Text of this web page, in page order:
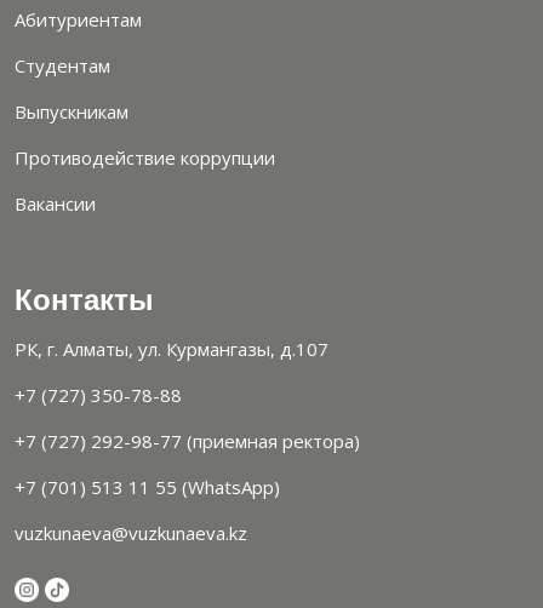
Абитуриентам
Студентам
Выпускникам
Противодействие коррупции
Вакансии
Контакты
РК, г. Алматы, ул. Курмангазы, д.107
+7 (727) 350-78-88
+7 (727) 292-98-77 (приемная ректора)
+7 (701) 513 11 55 (WhatsApp)
vuzkunaeva@vuzkunaeva.kz